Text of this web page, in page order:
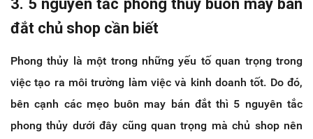
3. 5 nguyên tắc phong thủy buôn may bán
đắt chủ shop cần biết
Phong thủy là một trong những yếu tố quan trọng trong
việc tạo ra môi trường làm việc và kinh doanh tốt. Do đó,
bên cạnh các mẹo buôn may bán đắt thì 5 nguyên tắc
phong thủy dưới đây cũng quan trọng mà chủ shop nên